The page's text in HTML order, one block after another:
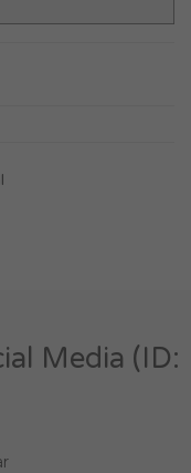
Media (ID: